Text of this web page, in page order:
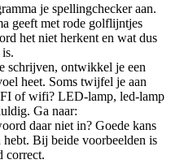
je spellingchecker aan.
geeft met rode golflijntjes
het niet herkent en wat dus
schrijven, ontwikkel je een
heet. Soms twijfel je aan
of wifi? LED-lamp, led-lamp
Ga naar:
daar niet in? Goede kans
hebt. Bij beide voorbeelden is
correct.